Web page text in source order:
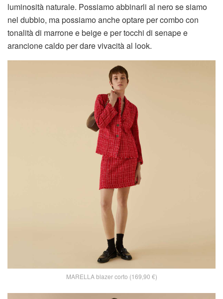
luminosità naturale. Possiamo abbinarli al nero se siamo
nel dubbio, ma possiamo anche optare per combo con
tonalità di marrone e beige e per tocchi di senape e
arancione caldo per dare vivacità al look.
MARELLA blazer corto (169,90 €)